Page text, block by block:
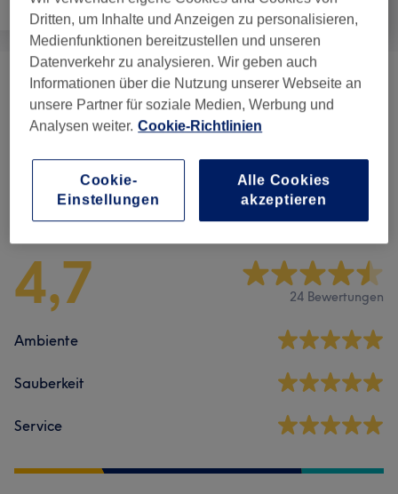
Nägel Haarentfernung Gesicht
Gesichtsbehandlungen (11) ab 69 €
Augenbrauen & Wimpernbehandlungen
Salonbewertungen
4,7 24 Bewertungen
Ambiente
Sauberkeit
Service
Dritten, um Inhalte und Anzeigen zu personalisieren,
Medienfunktionen bereitzustellen und unseren
Datenverkehr zu analysieren. Wir geben auch
Informationen über die Nutzung unserer Webseite an
unsere Partner für soziale Medien, Werbung und
Analysen weiter. Cookie-Richtlinien
Cookie-
Einstellungen
Alle Cookies
akzeptieren